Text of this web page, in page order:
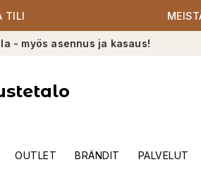
TILI
- myös asennus ja kasaus!
OUTLET BRÄNDIT PALVELUT